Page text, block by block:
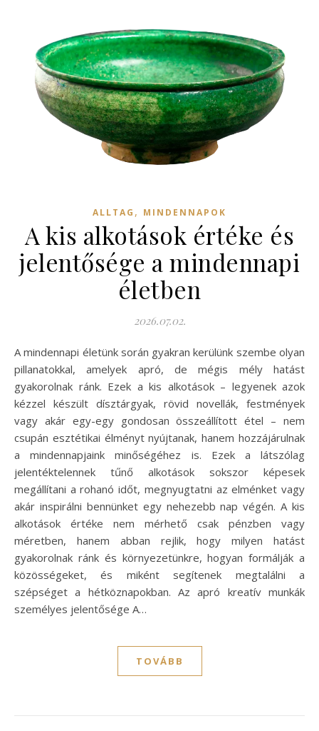
ALLTAG , MINDENNAPOK
A kis alkotások értéke és
jelentősége a mindennapi
életben
2026.07.02.
A mindennapi életünk során gyakran kerülünk szembe olyan
pillanatokkal, amelyek apró, de mégis mély hatást
gyakorolnak ránk. Ezek a kis alkotások – legyenek azok
kézzel készült dísztárgyak, rövid novellák, festmények
vagy akár egy-egy gondosan összeállított étel – nem
csupán esztétikai élményt nyújtanak, hanem hozzájárulnak
a mindennapjaink minőségéhez is. Ezek a látszólag
jelentéktelennek tűnő alkotások sokszor képesek
megállítani a rohanó időt, megnyugtatni az elménket vagy
akár inspirálni bennünket egy nehezebb nap végén. A kis
alkotások értéke nem mérhető csak pénzben vagy
méretben, hanem abban rejlik, hogy milyen hatást
gyakorolnak ránk és környezetünkre, hogyan formálják a
közösségeket, és miként segítenek megtalálni a
szépséget a hétköznapokban. Az apró kreatív munkák
személyes jelentősége A…
TOVÁBB